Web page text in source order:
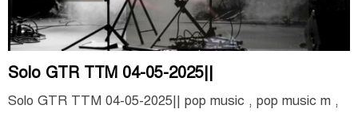
Solo GTR TTM 04-05-2025||
Solo GTR TTM 04-05-2025|| pop music , pop music m ,